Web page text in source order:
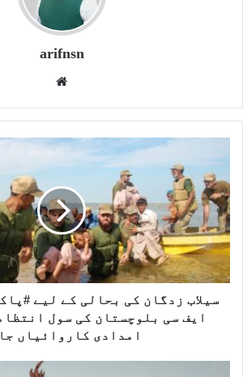
arifnsn
b
s
e
سیلاب زدگان کی بحالی کے لیے
ایف سی بلوچستان کی سول
امدادی کاروائیاں